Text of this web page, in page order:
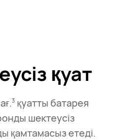
қуат
3 қуатты батарея
шектеусіз
қамтамасыз етеді.